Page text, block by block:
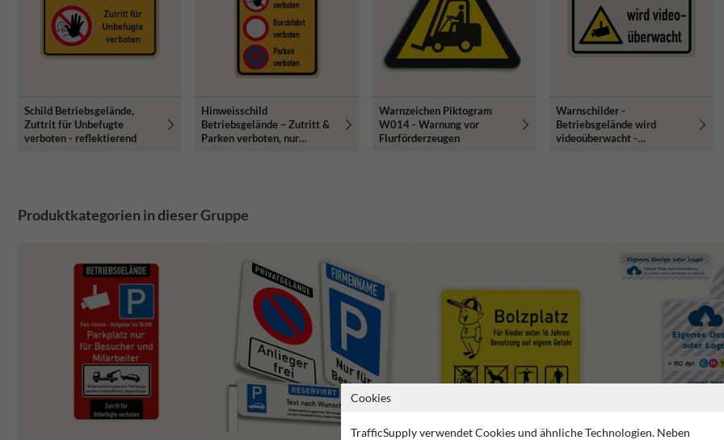
Schild Betriebsgelände,
Zuttrit für Unbefugte
verboten - reflektierend
Hinweisschild
Betriebsgelände – Zutritt &
Parken verboten, nur
Warnzeichen Piktogram
W014 - Warnung vor
Flurförderzeugen
Warnschilder -
Betriebsgelände wird
videoüberwacht -
Produktkategorien in dieser Gruppe
Cookies
TrafficSupply verwendet Cookies und ähnliche Technologien. Neben